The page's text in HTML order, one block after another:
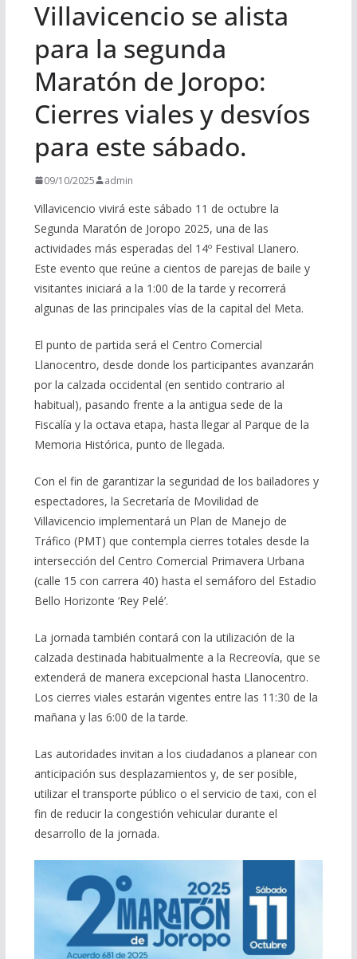
Villavicencio se alista
para la segunda
Maratón de Joropo:
Cierres viales y desvíos
para este sábado.
09/10/2025 admin
Villavicencio vivirá este sábado 11 de octubre la
Segunda Maratón de Joropo 2025, una de las
actividades más esperadas del 14º Festival Llanero.
Este evento que reúne a cientos de parejas de baile y
visitantes iniciará a la 1:00 de la tarde y recorrerá
algunas de las principales vías de la capital del Meta.
El punto de partida será el Centro Comercial
Llanocentro, desde donde los participantes avanzarán
por la calzada occidental (en sentido contrario al
habitual), pasando frente a la antigua sede de la
Fiscalía y la octava etapa, hasta llegar al Parque de la
Memoria Histórica, punto de llegada.
Con el fin de garantizar la seguridad de los bailadores y
espectadores, la Secretaría de Movilidad de
Villavicencio implementará un Plan de Manejo de
Tráfico (PMT) que contempla cierres totales desde la
intersección del Centro Comercial Primavera Urbana
(calle 15 con carrera 40) hasta el semáforo del Estadio
Bello Horizonte ‘Rey Pelé’.
La jornada también contará con la utilización de la
calzada destinada habitualmente a la Recreovía, que se
extenderá de manera excepcional hasta Llanocentro.
Los cierres viales estarán vigentes entre las 11:30 de la
mañana y las 6:00 de la tarde.
Las autoridades invitan a los ciudadanos a planear con
anticipación sus desplazamientos y, de ser posible,
utilizar el transporte público o el servicio de taxi, con el
fin de reducir la congestión vehicular durante el
desarrollo de la jornada.